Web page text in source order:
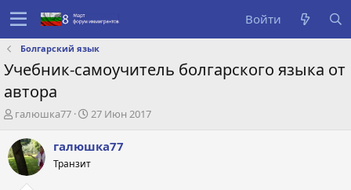
Войти
Болгарский язык
Учебник-самоучитель болгарского языка от
автора
А
т
о
р
галюшка77
Д
т
а
27 Июн 2017
галюшка77
Транзит